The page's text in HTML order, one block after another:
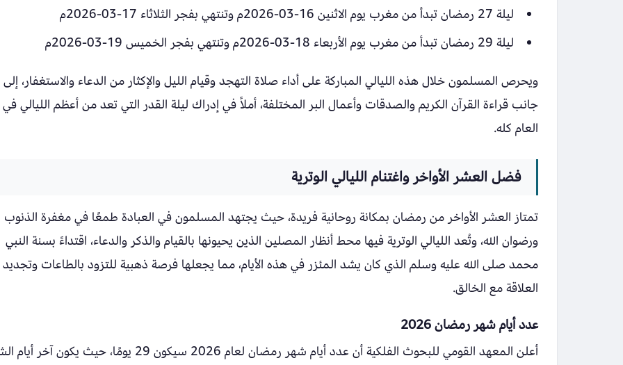
ليلة 27 رمضان تبدأ من مغرب يوم الاثنين 16-03-2026م وتنتهي بفجر الثلاثاء 17-03-2026م
ليلة 29 رمضان تبدأ من مغرب يوم الأربعاء 18-03-2026م وتنتهي بفجر الخميس 19-03-2026م
ويحرص المسلمون خلال هذه الليالي المباركة على أداء صلاة التهجد وقيام الليل والإكثار من الدعاء والاستغفار، إلى
جانب قراءة القرآن الكريم والصدقات وأعمال البر المختلفة، أملاً في إدراك ليلة القدر التي تعد من أعظم الليالي في
العام كله.
فضل العشر الأواخر واغتنام الليالي الوترية
تمتاز العشر الأواخر من رمضان بمكانة روحانية فريدة، حيث يجتهد المسلمون في العبادة طمعًا في مغفرة الذنوب
ورضوان الله، وتُعد الليالي الوترية فيها محط أنظار المصلين الذين يحيونها بالقيام والذكر والدعاء، اقتداءً بسنة النبي
محمد صلى الله عليه وسلم الذي كان يشد المئزر في هذه الأيام، مما يجعلها فرصة ذهبية للتزود بالطاعات وتجديد
العلاقة مع الخالق.
عدد أيام شهر رمضان 2026
أعلن المعهد القومي للبحوث الفلكية أن عدد أيام شهر رمضان لعام 2026 سيكون 29 يومًا، حيث يكون